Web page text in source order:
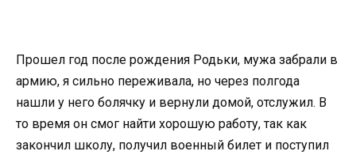
Прошел год после рождения Родьки, мужа забрали в
армию, я сильно переживала, но через полгода
нашли у него болячку и вернули домой, отслужил. В
то время он смог найти хорошую работу, так как
закончил школу, получил военный билет и поступил